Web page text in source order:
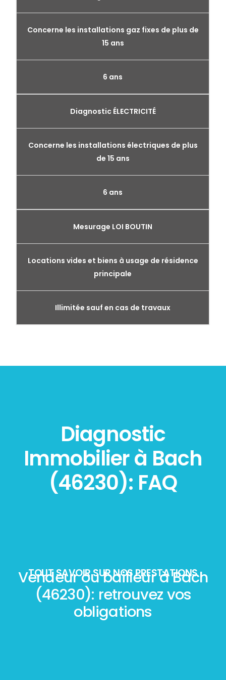
Concerne les installations gaz fixes de plus de
15 ans
6 ans
Diagnostic ÉLECTRICITÉ
Concerne les installations électriques de plus
de 15 ans
6 ans
Mesurage LOI BOUTIN
Locations vides et biens à usage de résidence
principale
Illimitée sauf en cas de travaux
Diagnostic
Immobilier à Bach
(46230): FAQ
TOUT SAVOIR SUR NOS PRESTATIONS
Vendeur ou bailleur à Bach
(46230): retrouvez vos
obligations